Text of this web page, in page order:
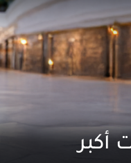
أكبر